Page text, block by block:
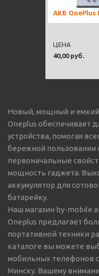
АКБ OnePlus
40,00 руб.
ЦЕНА
Новый, мощный и емкий
Oneplus обеспечивает
устройства, помогая
бережной пользовании
первоначальные
мощность гаджета.
аккумулятор для
батарейку.
Наш магазин by-mobile
Oneplus предлагает
портативной техники
каталоге вы можете
мобильных телефонов
Минску. Вашему